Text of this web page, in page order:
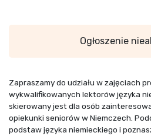
Ogłoszenie
Zapraszamy do udziału w zajęciach
wykwalifikowanych lektorów języka
skierowany jest dla osób
opiekunki seniorów w Niemczech.
podstaw języka niemieckiego i